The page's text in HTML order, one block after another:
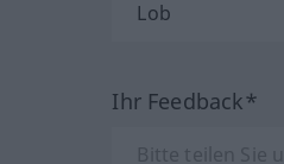
Ihr Feedback*